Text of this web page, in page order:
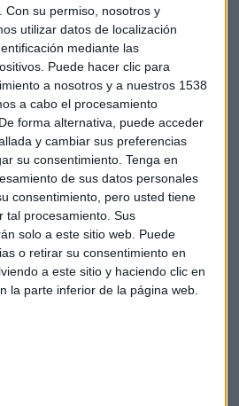
Con su permiso, nosotros y
utilizar datos de localización
mediante las
Puede hacer clic para
a nosotros y a nuestros 1538
a cabo el procesamiento
forma alternativa, puede acceder
y cambiar sus preferencias
su consentimiento. Tenga en
de sus datos personales
consentimiento, pero usted tiene
tal procesamiento. Sus
solo a este sitio web. Puede
o retirar su consentimiento en
a este sitio y haciendo clic en
la parte inferior de la página web.
bajado un 14%, mientras que los
incrementado un 9%.
la mala situación de
de 123 millones de euros contra
que supone el 10,87 por ciento del
la CNMV.
de los mayores inversores
BlackRock y el fondo
han ajustado sus posiciones en
acciones a zona de mínimos
sobre el valor y sobre sus